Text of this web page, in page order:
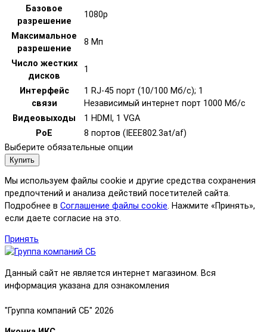
Базовое
разрешение
1080p
Максимальное
разрешение
8 Мп
Число жестких
дисков
1
Интерфейс
связи
1 RJ-45 порт (10/100 Mб/с); 1
Независимый интернет порт 1000 Мб/с
Видеовыходы
1 HDMI, 1 VGA
PoE
8 портов (IEEE802.3at/af)
Выберите обязательные опции
Купить
Мы используем файлы cookie и другие средства сохранения
предпочтений и анализа действий посетителей сайта.
Подробнее в Соглашение файлы cookie. Нажмите «Принять»,
если даете согласие на это.
Принять
Данный сайт не является интернет магазином. Вся
информация указана для ознакомления
"Группа компаний СБ" 2026